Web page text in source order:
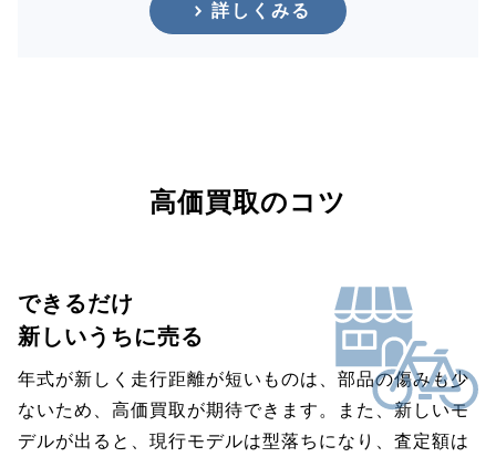
詳しくみる
高価買取のコツ
できるだけ
新しいうちに売る
年式が新しく走行距離が短いものは、部品の傷みも少
ないため、高価買取が期待できます。また、新しいモ
デルが出ると、現行モデルは型落ちになり、査定額は